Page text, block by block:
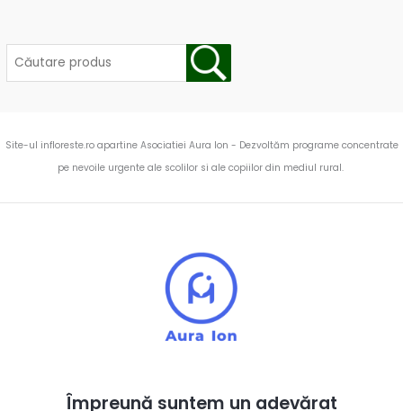
Site-ul infloreste.ro apartine Asociatiei Aura Ion - Dezvoltăm programe concentrate
pe nevoile urgente ale scolilor si ale copiilor din mediul rural.
Împreună suntem un adevărat